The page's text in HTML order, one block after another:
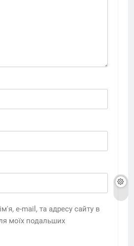
e-mail, та адресу сайту в
моїх подальших